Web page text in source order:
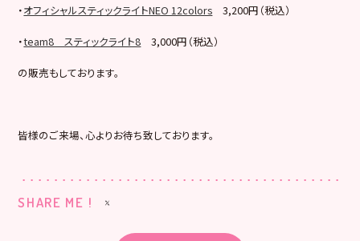
・オフィシャルスティックライトNEO 12colors 3,200円（税込）
・team8 スティックライト8 3,000円（税込）
の販売もしております。
皆様のご来場、心よりお待ち致しております。
SHARE ME !